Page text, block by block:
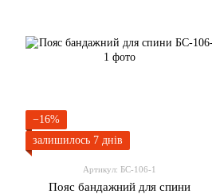
−16%
залишилось 7 днів
Артикул: БС-106-1
Пояс бандажний для спини